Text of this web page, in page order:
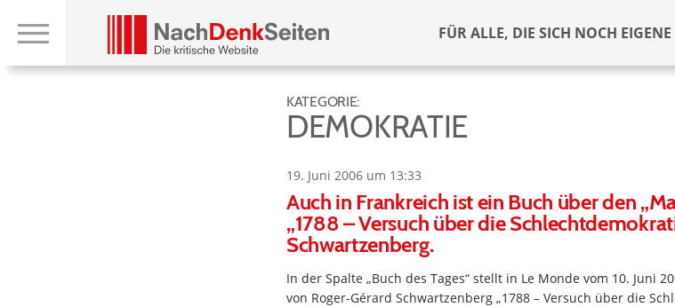
FÜR ALLE, DIE SICH NOCH
KATEGORIE:
DEMOKRATIE
19. Juni 2006 um 13:33
Auch in Frankreich ist ein Buch über den
„1788 – Versuch über die
Schwartzenberg.
In der Spalte „Buch des Tages“ stellt in Le Monde vom 10. Juni
von Roger-Gérard Schwartzenberg „1788 – Versuch über die